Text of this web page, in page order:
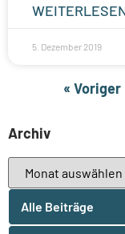
5. Dezember 2019
« Voriger
Archiv
Alle Beiträge